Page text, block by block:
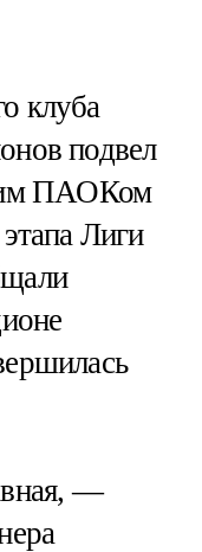
клуба
подвел
ПАОКом
Лиги
—